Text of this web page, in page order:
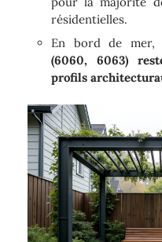
résidentielles.
En bord de mer,
(6060, 6063)
profils